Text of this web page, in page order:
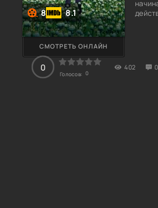
8 8.1
СМОТРЕТЬ ОНЛАЙН
0
Голосов: 0
402 0